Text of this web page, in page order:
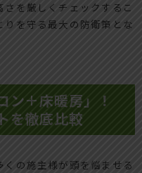
を厳しくチェックするこ
りを守る最大の防衛策とな
ン＋床暖房」！
を徹底比較
の施主様が頭を悩ませる